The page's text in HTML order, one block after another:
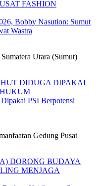
Bobby Nasution: Sumut
Wastra
Utara (Sumut)
PSI Berpotensi
Gedung Pusat